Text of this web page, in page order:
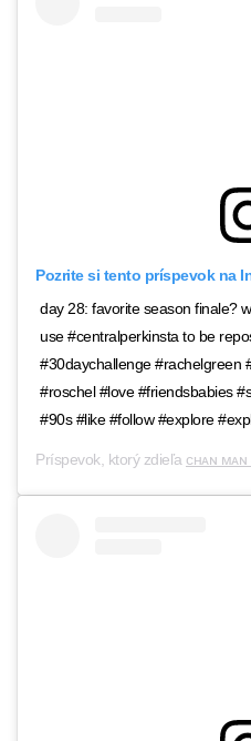
Pozrite si tento príspevok na
day 28: favorite season finale?
use #centralperkinsta to be
#30daychallenge #rachelgreen
#roschel #love #friendsbabies
#90s #like #follow #explore
Príspevok, ktorý zdieľa ᴄʜᴀɴ ᴍᴀɴ